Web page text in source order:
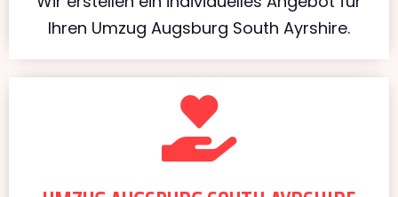
Ihren Umzug Augsburg South Ayrshire.